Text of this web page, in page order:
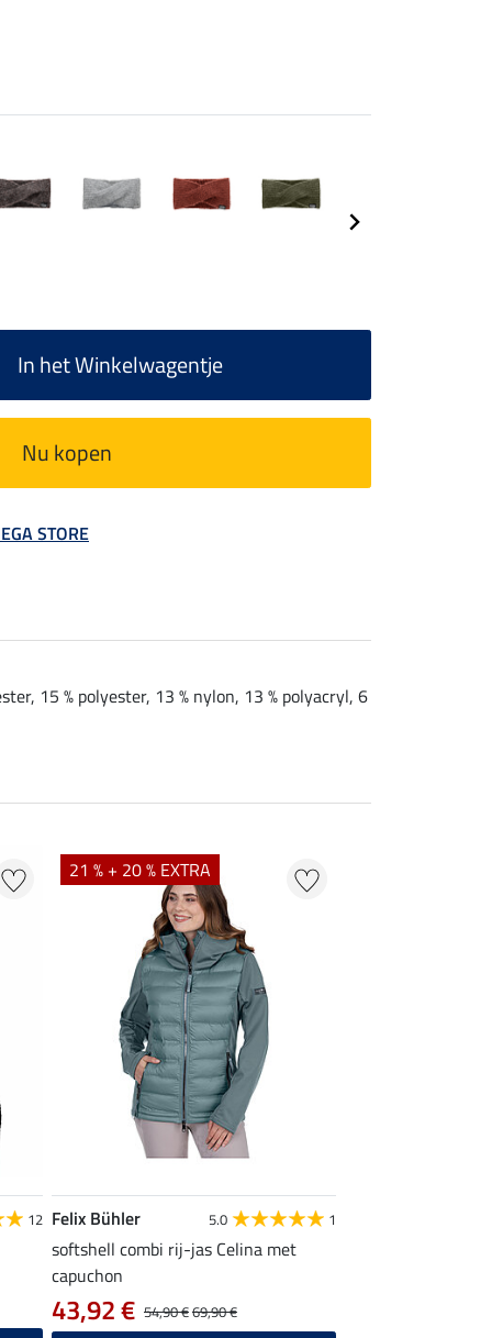
In het Winkelwagentje
Nu kopen
STORE
15 % polyester, 13 % nylon, 13 % polyacryl, 6
12
21 % + 20 % EXTRA
Felix Bühler 5.0 1
softshell combi rij-jas Celina met
capuchon
54,90 €69,90 €
43,92 €